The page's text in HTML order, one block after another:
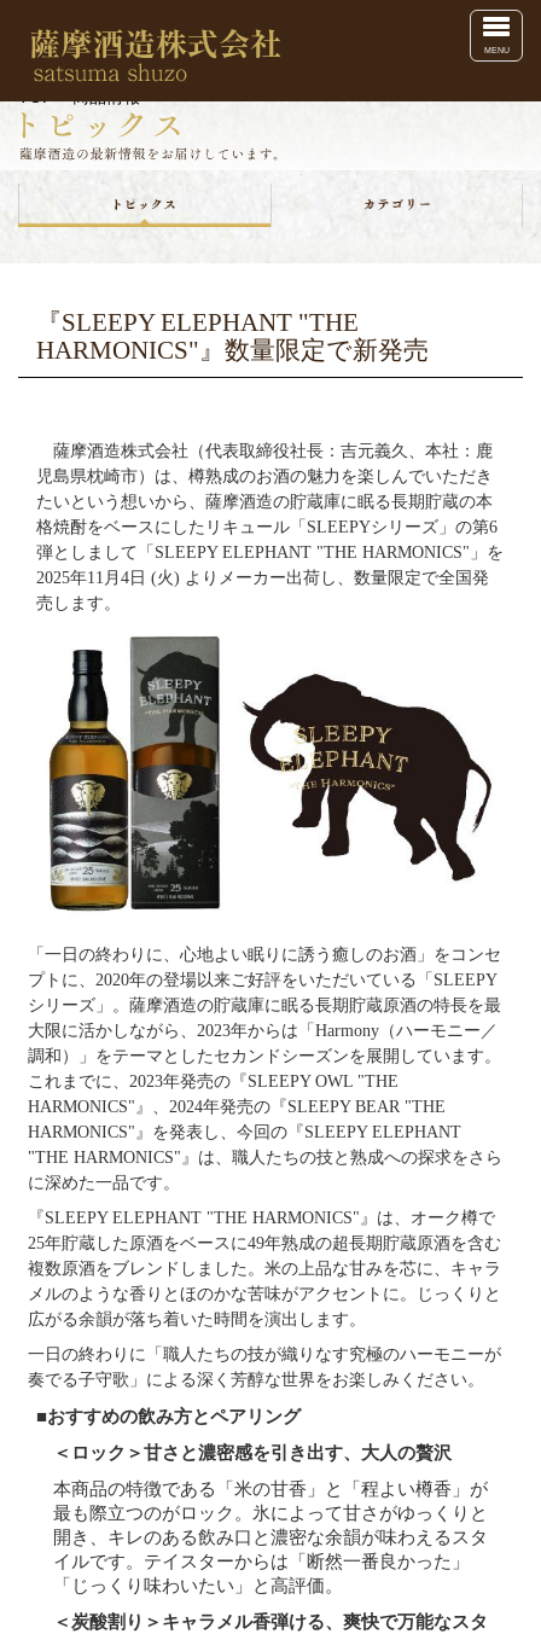
MENU
『SLEEPY ELEPHANT "THE
HARMONICS"』数量限定で新発売
薩摩酒造株式会社（代表取締役社長：吉元義久、本社：鹿
児島県枕崎市）は、樽熟成のお酒の魅力を楽しんでいただき
たいという想いから、薩摩酒造の貯蔵庫に眠る長期貯蔵の本
格焼酎をベースにしたリキュール「 SLEEPYシリーズ」の第6
弾としまして「 SLEEPY ELEPHANT "THE HARMONICS" 」を
2025年11 月 4 日 (火) よりメーカー出荷し、数量限定で全国発
売します。
「一日の終わりに、心地よい眠りに誘う癒しのお酒」をコンセ
プトに、 2020年の登場以来ご好評をいただいている「 SLEEPY
シリーズ」。薩摩酒造の貯蔵庫に眠る長期貯蔵原酒の特長を最
大限に活かしながら、 2023年からは「 Harmony （ハーモニー／
調和）」をテーマとしたセカンドシーズンを展開しています。
これまでに、 2023年発売の『 SLEEPY OWL "THE
HARMONICS" 』、 2024年発売の『 SLEEPY BEAR "THE
HARMONICS" 』を発表し、今回の『 SLEEPY ELEPHANT
"THE HARMONICS" 』は、職人たちの技と熟成への探求をさら
に深めた一品です。
『 SLEEPY ELEPHANT "THE HARMONICS" 』は、オーク樽で
25年貯蔵した原酒をベースに49年熟成の超長期貯蔵原酒を含む
複数原酒をブレンドしました。米の上品な甘みを芯に、キャラ
メルのような香りとほのかな苦味がアクセントに。じっくりと
広がる余韻が落ち着いた時間を演出します。
一日の終わりに「職人たちの技が織りなす究極のハーモニーが
奏でる子守歌」による深く芳醇な世界をお楽しみください。
■おすすめの飲み方とペアリング
＜ロック＞甘さと濃密感を引き出す、大人の贅沢
本商品の特徴である「米の甘香」と「程よい樽香」が
最も際立つのがロック。氷によって甘さがゆっくりと
開き、キレのある飲み口と濃密な余韻が味わえるスタ
イルです。テイスターからは「断然一番良かった」
「じっくり味わいたい」と高評価。
＜炭酸割り＞ キャラメル香弾ける、爽快で万能なスタ